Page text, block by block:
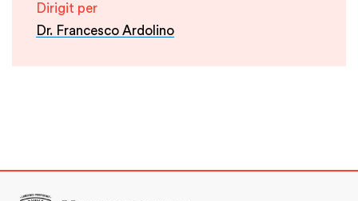
Dirigit per
Dr. Francesco Ardolino